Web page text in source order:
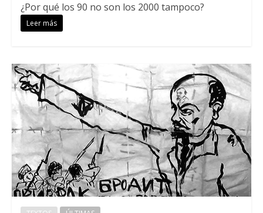
¿Por qué los 90 no son los 2000 tampoco?
Leer más